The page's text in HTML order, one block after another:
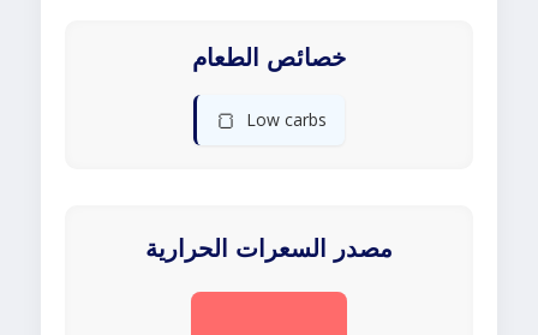
خصائص الطعام
🍞 Low carbs
مصدر السعرات الحرارية